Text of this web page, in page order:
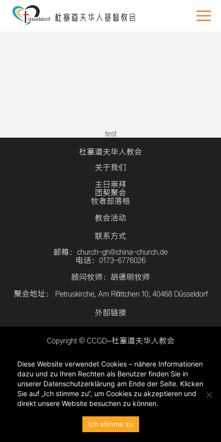
test
杜塞道夫华人教会
关于我们
主日崇拜
团契聚会
牧者部落格
教会活动
联系方式
邮箱：church-gh@china-church.de
电话：0173-6776026
顾问牧师：胡德明牧师
聚会地址： Petruskirche, Am Röttchen 10, 40468 Düsseldorf
外部链接
Copyright © CCGD–杜塞道夫华人教会
隐私政策
Diese Website verwendet Cookies – nähere Informationen
dazu und zu Ihren Rechten als Benutzer finden Sie in
unserer Datenschutzerklärung am Ende der Seite. Klicken
Sie auf „Ich stimme zu“, um Cookies zu akzeptieren und
direkt unsere Website besuchen zu können.
Ich stimme zu